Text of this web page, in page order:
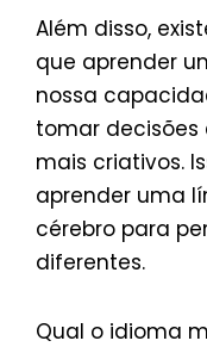
Além disso,
que aprender
nossa
tomar decisões
mais criativos.
aprender uma
cérebro para
diferentes.
Qual o idioma